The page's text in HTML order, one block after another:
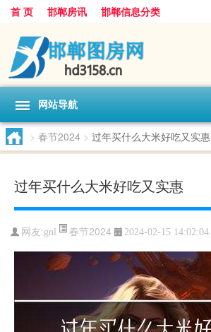
首 页 邯郸房讯 邯郸信息分类
网站导航
> 春节2024 > 过年买什么大米好吃又实惠
过年买什么大米好吃又实惠
网友:gnl 春节2024 2024-02-15 14:02:04